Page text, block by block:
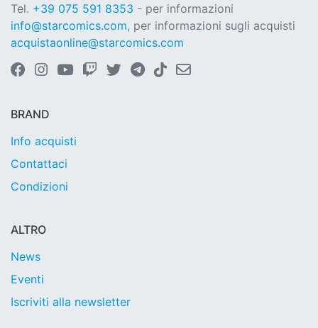
Tel. +39 075 591 8353 - per informazioni
info@starcomics.com, per informazioni sugli acquisti
acquistaonline@starcomics.com
BRAND
Info acquisti
Contattaci
Condizioni
ALTRO
News
Eventi
Iscriviti alla newsletter